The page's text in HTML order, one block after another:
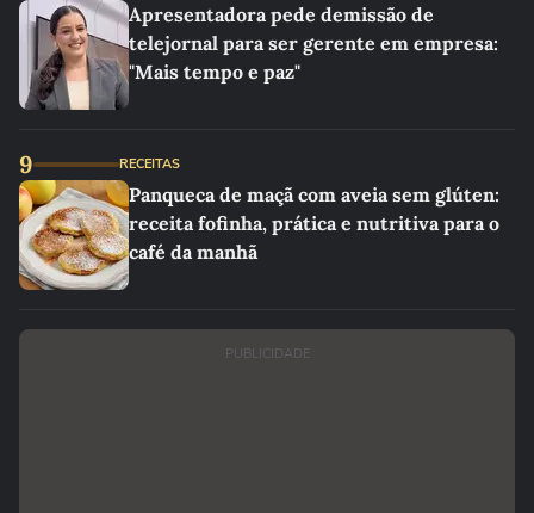
Apresentadora pede demissão de
telejornal para ser gerente em empresa:
"Mais tempo e paz"
9 RECEITAS
Panqueca de maçã com aveia sem glúten:
receita fofinha, prática e nutritiva para o
café da manhã
PUBLICIDADE